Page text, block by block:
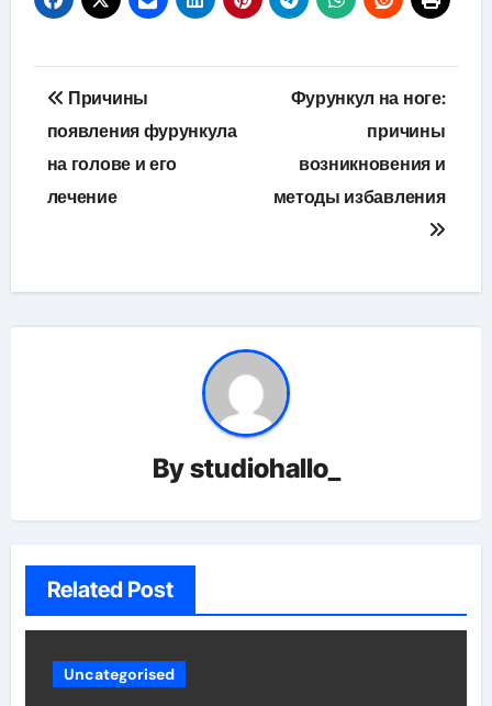
Навигация
по
записям
Причины
появления фурункула
на голове и его
лечение
Фурункул на ноге:
причины
возникновения и
методы избавления
Bystudiohallo_
Related Post
Uncategorised